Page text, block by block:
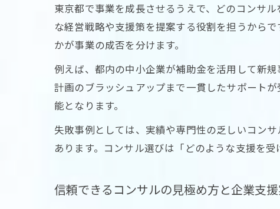
東京都で事業を成長させるうえで、どのコンサ
な経営戦略や支援策を提案する役割を担うから
かが事業の成否を分けます。
例えば、都内の中小企業が補助金を活用して新
計画のブラッシュアップまで一貫したサポート
能となります。
失敗事例としては、実績や専門性の乏しいコン
あります。コンサル選びは「どのような支援を
信頼できるコンサルの見極め方と企業支